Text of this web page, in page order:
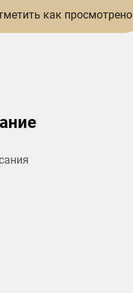
как просмотрено